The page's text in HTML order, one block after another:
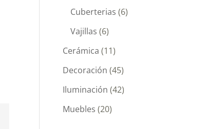
Cuberterias (6)
Vajillas (6)
Cerámica (11)
Decoración (45)
Iluminación (42)
Muebles (20)